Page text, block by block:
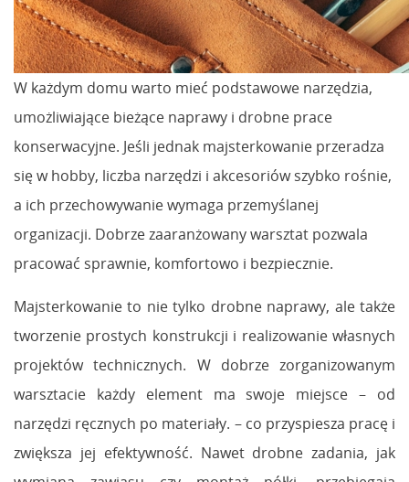
W każdym domu warto mieć podstawowe narzędzia,
umożliwiające bieżące naprawy i drobne prace
konserwacyjne. Jeśli jednak majsterkowanie przeradza
się w hobby, liczba narzędzi i akcesoriów szybko rośnie,
a ich przechowywanie wymaga przemyślanej
organizacji. Dobrze zaaranżowany warsztat pozwala
pracować sprawnie, komfortowo i bezpiecznie.
Majsterkowanie to nie tylko drobne naprawy, ale także
tworzenie prostych konstrukcji i realizowanie własnych
projektów technicznych. W dobrze zorganizowanym
warsztacie każdy element ma swoje miejsce – od
narzędzi ręcznych po materiały. – co przyspiesza pracę i
zwiększa jej efektywność. Nawet drobne zadania, jak